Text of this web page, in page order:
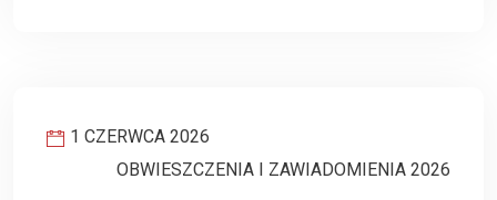
1 CZERWCA 2026
OBWIESZCZENIA I ZAWIADOMIENIA 2026